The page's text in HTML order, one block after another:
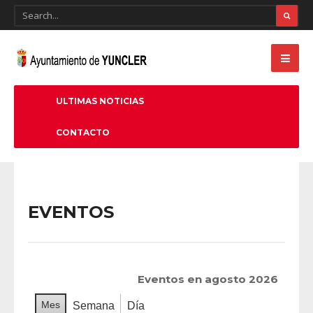
ULTIMAS NOTICIAS
CONTACTO
EVENTOS
Eventos en agosto 2026
Mes Semana Día